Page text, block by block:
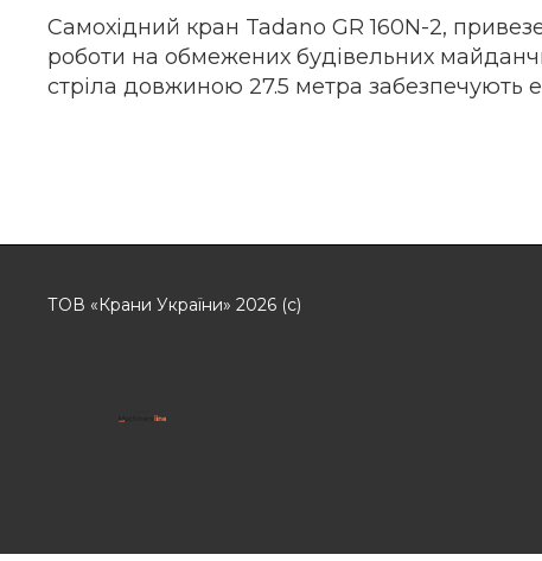
Самохідний кран Tadano GR 160N-2,
роботи на обмежених будівельних
стріла довжиною 27.5 метра забезпечують
ТОВ «Крани України» 2026 (с)